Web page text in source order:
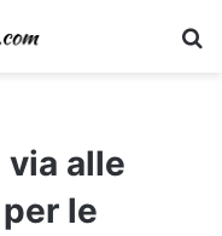
via alle
le